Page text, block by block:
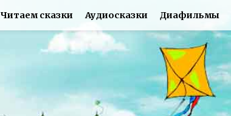
Читаем сказки Аудиосказки Диафильмы